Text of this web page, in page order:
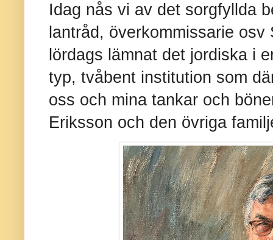
Idag nås vi av det sorgfyllda
lantråd, överkommissarie
lördags lämnat det jordiska i
typ, tvåbent institution som
oss och mina tankar och
Eriksson och den övriga